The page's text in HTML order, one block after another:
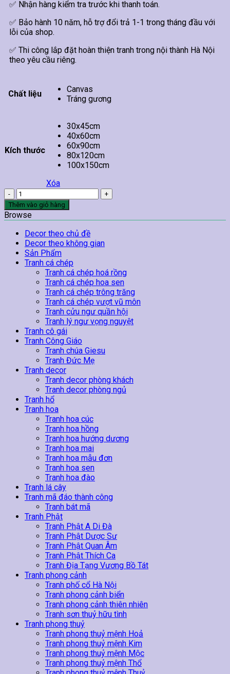
✅ Nhận hàng kiểm tra trước khi thanh toán.
✅ Bảo hành 10 năm, hỗ trợ đổi trả 1-1 trong tháng đầu với
lỗi của shop.
✅ Thi công lắp đặt hoàn thiện tranh trong nội thành Hà Nội
theo yêu cầu riêng.
Chất liệu
Canvas
Tráng gương
Kích thước
30x45cm
40x60cm
60x90cm
80x120cm
100x150cm
Xóa
Tranh
Treo
Tường
Phật
Quan
Âm
14
số
lượng
Thêm vào giỏ hàng
Browse
Decor theo chủ đề
Decor theo không gian
Sản Phẩm
Tranh cá chép
Tranh cá chép hoá rồng
Tranh cá chép hoa sen
Tranh cá chép trông trăng
Tranh cá chép vượt vũ môn
Tranh cửu ngư quần hội
Tranh lý ngư vọng nguyệt
Tranh cô gái
Tranh Công Giáo
Tranh chúa Giesu
Tranh Đức Mẹ
Tranh decor
Tranh decor phòng khách
Tranh decor phòng ngủ
Tranh hổ
Tranh hoa
Tranh hoa cúc
Tranh hoa hồng
Tranh hoa hướng dương
Tranh hoa mai
Tranh hoa mẫu đơn
Tranh hoa sen
Tranh hoa đào
Tranh lá cây
Tranh mã đáo thành công
Tranh bát mã
Tranh Phật
Tranh Phật A Di Đà
Tranh Phật Dược Sư
Tranh Phật Quan Âm
Tranh Phật Thích Ca
Tranh Địa Tạng Vương Bồ Tát
Tranh phong cảnh
Tranh phố cổ Hà Nội
Tranh phong cảnh biển
Tranh phong cảnh thiên nhiên
Tranh sơn thuỷ hữu tình
Tranh phong thuỷ
Tranh phong thuỷ mệnh Hoả
Tranh phong thuỷ mệnh Kim
Tranh phong thuỷ mệnh Mộc
Tranh phong thuỷ mệnh Thổ